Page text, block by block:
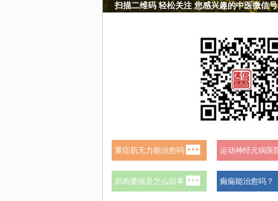
扫描二维码 轻松关注 您感兴趣的中医微信号